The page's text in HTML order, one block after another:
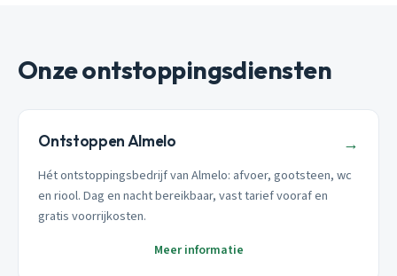
Onze ontstoppingsdiensten
Ontstoppen Almelo →
Hét ontstoppingsbedrijf van Almelo: afvoer, gootsteen, wc
en riool. Dag en nacht bereikbaar, vast tarief vooraf en
gratis voorrijkosten.
Meer informatie